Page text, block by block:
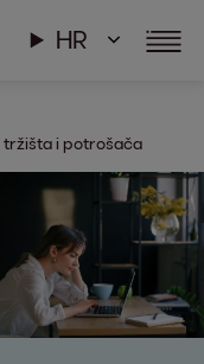
HR
tržišta i potrošača